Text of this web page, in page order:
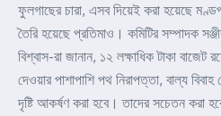
ফুলগাছের চারা, এসব দিয়েই করা হয়েছে
তৈরি হয়েছে প্রতিমাও। কমিটির সম্পাদক
বিশ্বাস-রা জানান, ১২ লক্ষাধিক টাকা বাজেট
দেওয়ার পাশাপাশি পথ নিরাপত্তা, বাল্য বিবাহ
দৃষ্টি আকর্ষণ করা হবে। তাদের সচেতন করা